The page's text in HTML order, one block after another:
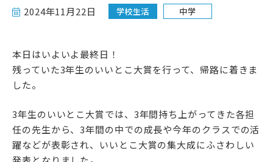
2024年11月22日 中学
学校生活
本日はいよいよ最終日！
残っていた3年生のいいとこ大賞を行って、帰路に着きま
した。
3年生のいいとこ大賞では、3年間持ち上がってきた各担
任の先生から、3年間の中での成長や今年のクラスでの活
躍などが表彰され、いいとこ大賞の集大成にふさわしい